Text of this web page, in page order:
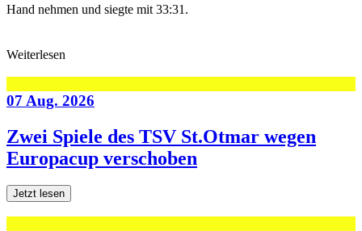
Hand nehmen und siegte mit 33:31.
Weiterlesen
07 Aug. 2026
Zwei Spiele des TSV St.Otmar wegen
Europacup verschoben
Jetzt lesen